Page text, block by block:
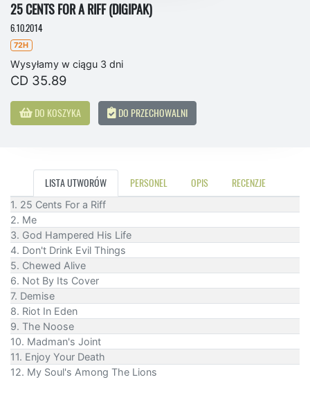
25 CENTS FOR A RIFF (DIGIPAK)
6.10.2014
72H
Wysyłamy w ciągu 3 dni
CD 35.89
DO KOSZYKA DO PRZECHOWALNI
LISTA UTWORÓW PERSONEL OPIS RECENZJE
1. 25 Cents For a Riff
2. Me
3. God Hampered His Life
4. Don't Drink Evil Things
5. Chewed Alive
6. Not By Its Cover
7. Demise
8. Riot In Eden
9. The Noose
10. Madman's Joint
11. Enjoy Your Death
12. My Soul's Among The Lions